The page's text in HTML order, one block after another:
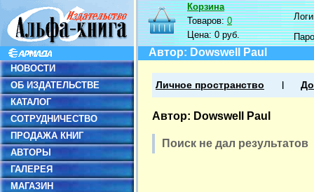
НОВОСТИ
ОБ ИЗДАТЕЛЬСТВЕ
КАТАЛОГ
СОТРУДНИЧЕСТВО
ПРОДАЖА КНИГ
АВТОРЫ
ГАЛЕРЕЯ
МАГАЗИН
Корзина
Товаров:0
Цена:0 руб.
Автор: Dowswell Paul
Личное пространство
Автор: Dowswell Paul
Поиск не дал результатов